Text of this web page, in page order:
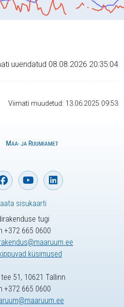
uuendatud 08.08.2026 20:35:04
Viimati muudetud: 13.06.2025 09:53
tugi
+372 665 0600
küsimused
sisukaarti
51, 10621 Tallinn
+372 665 0600